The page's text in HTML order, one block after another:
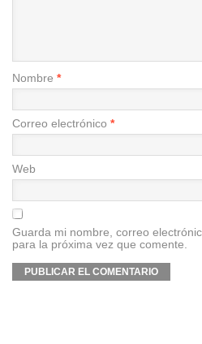
Nombre *
Correo electrónico *
Web
Guarda mi nombre, correo
para la próxima vez que comente.